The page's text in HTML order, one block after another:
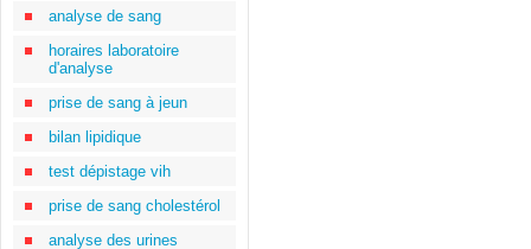
analyse de sang
horaires laboratoire
d'analyse
prise de sang à jeun
bilan lipidique
test dépistage vih
prise de sang cholestérol
analyse des urines